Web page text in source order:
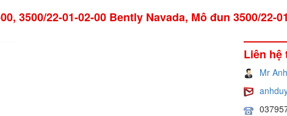
3500/22-01-02-00 Bently Navada, Mô đun 3500/
Liên hệ
Mr